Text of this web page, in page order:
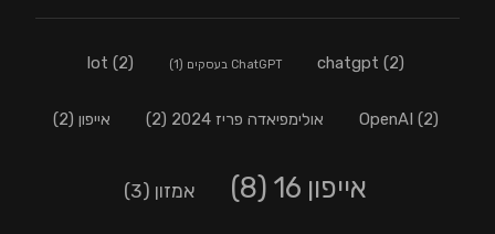
chatgpt (2) ChatGPT בעסקים (1)
lot (2)
OpenAI (2) אולימפיאדה פריז 2024 (2) אייפון (2)
אייפון 16 (8) אמזון (3)